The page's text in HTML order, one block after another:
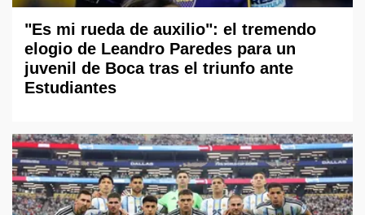
"Es mi rueda de auxilio": el tremendo
elogio de Leandro Paredes para un
juvenil de Boca tras el triunfo ante
Estudiantes